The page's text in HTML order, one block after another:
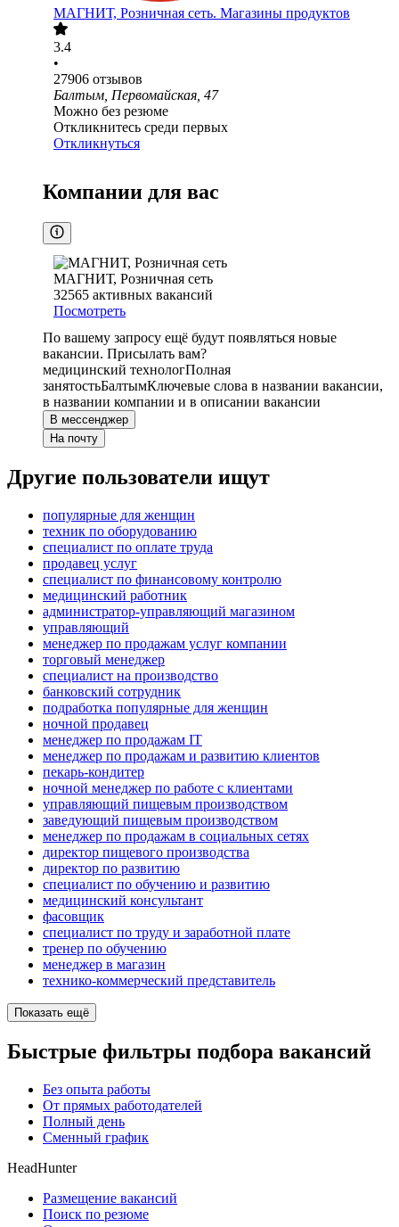
МАГНИТ, Розничная сеть. Магазины продуктов
3.4
•
27906 отзывов
Балтым, Первомайская, 47
Можно без резюме
Откликнитесь среди первых
Откликнуться
Компании для вас
МАГНИТ, Розничная сеть
32565 активных вакансий
Посмотреть
По вашему запросу ещё будут появляться новые
вакансии. Присылать вам?
медицинский технологПолная
занятостьБалтымКлючевые слова в названии вакансии,
в названии компании и в описании вакансии
В мессенджер
На почту
Другие пользователи ищут
популярные для женщин
техник по оборудованию
специалист по оплате труда
продавец услуг
специалист по финансовому контролю
медицинский работник
администратор-управляющий магазином
управляющий
менеджер по продажам услуг компании
торговый менеджер
специалист на производство
банковский сотрудник
подработка популярные для женщин
ночной продавец
менеджер по продажам IT
менеджер по продажам и развитию клиентов
пекарь-кондитер
ночной менеджер по работе с клиентами
управляющий пищевым производством
заведующий пищевым производством
менеджер по продажам в социальных сетях
директор пищевого производства
директор по развитию
специалист по обучению и развитию
медицинский консультант
фасовщик
специалист по труду и заработной плате
тренер по обучению
менеджер в магазин
технико-коммерческий представитель
Показать ещё
Быстрые фильтры подбора вакансий
Без опыта работы
От прямых работодателей
Полный день
Сменный график
HeadHunter
Размещение вакансий
Поиск по резюме